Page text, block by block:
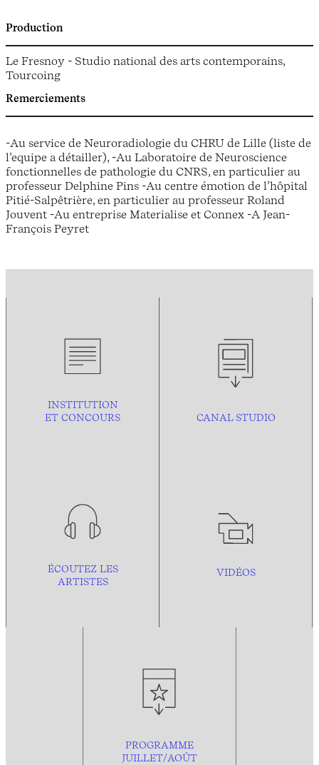
Production
Le Fresnoy - Studio national des arts contemporains,
Tourcoing
Remerciements
-Au service de Neuroradiologie du CHRU de Lille (liste de
l’equipe a détailler), -Au Laboratoire de Neuroscience
fonctionnelles de pathologie du CNRS, en particulier au
professeur Delphine Pins -Au centre émotion de l’hôpital
Pitié-Salpêtrière, en particulier au professeur Roland
Jouvent -Au entreprise Materialise et Connex -A Jean-
François Peyret
INSTITUTION
ET CONCOURS
CANAL STUDIO
ÉCOUTEZ LES
ARTISTES
VIDÉOS
PROGRAMME
JUILLET/AOÛT